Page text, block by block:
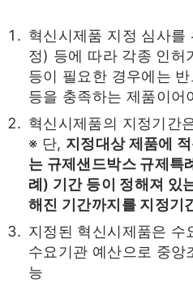
혁신시제품 지정 심사를
정) 등에 따라 각종 인허
등이 필요한 경우에는
등을 충족하는 제품이어
혁신시제품의 지정기간
※ 단, 지정대상 제품에
는 규제샌드박스 규제특
례) 기간 등이 정해져 있
해진 기간까지를 지정기
지정된 혁신시제품은 수
수요기관 예산으로 중앙
능